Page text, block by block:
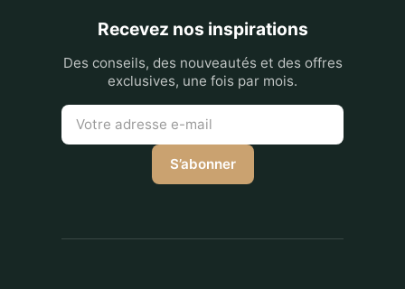
Recevez nos inspirations
Des conseils, des nouveautés et des offres
exclusives, une fois par mois.
S’abonner